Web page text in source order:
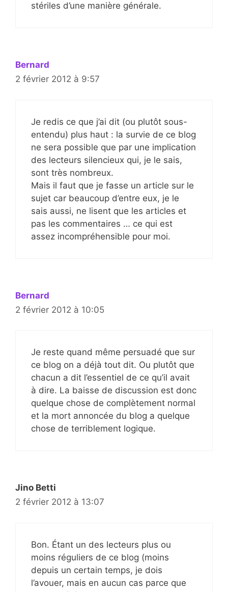
stériles d’une manière générale.
Bernard
2 février 2012 à 9:57
Je redis ce que j’ai dit (ou plutôt sous-
entendu) plus haut : la survie de ce blog
ne sera possible que par une implication
des lecteurs silencieux qui, je le sais,
sont très nombreux.
Mais il faut que je fasse un article sur le
sujet car beaucoup d’entre eux, je le
sais aussi, ne lisent que les articles et
pas les commentaires … ce qui est
assez incompréhensible pour moi.
Bernard
2 février 2012 à 10:05
Je reste quand même persuadé que sur
ce blog on a déjà tout dit. Ou plutôt que
chacun a dit l’essentiel de ce qu’il avait
à dire. La baisse de discussion est donc
quelque chose de complètement normal
et la mort annoncée du blog a quelque
chose de terriblement logique.
Jino Betti
2 février 2012 à 13:07
Bon. Étant un des lecteurs plus ou
moins réguliers de ce blog (moins
depuis un certain temps, je dois
l’avouer, mais en aucun cas parce que